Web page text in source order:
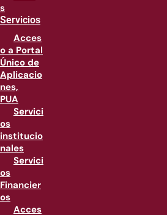
s
Servicios
Acces
o a Portal
Único de
Aplicacio
nes,
PUA
Servici
os
institucio
nales
Servici
os
Financier
os
Acces